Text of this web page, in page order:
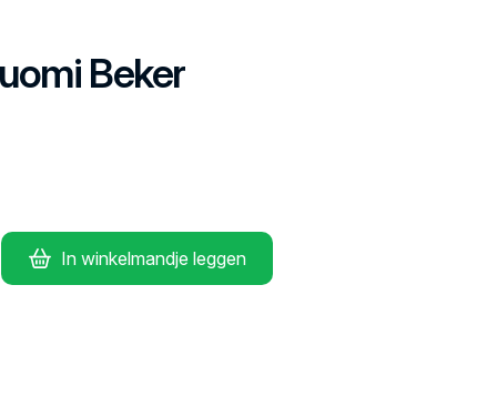
Beker
In winkelmandje leggen